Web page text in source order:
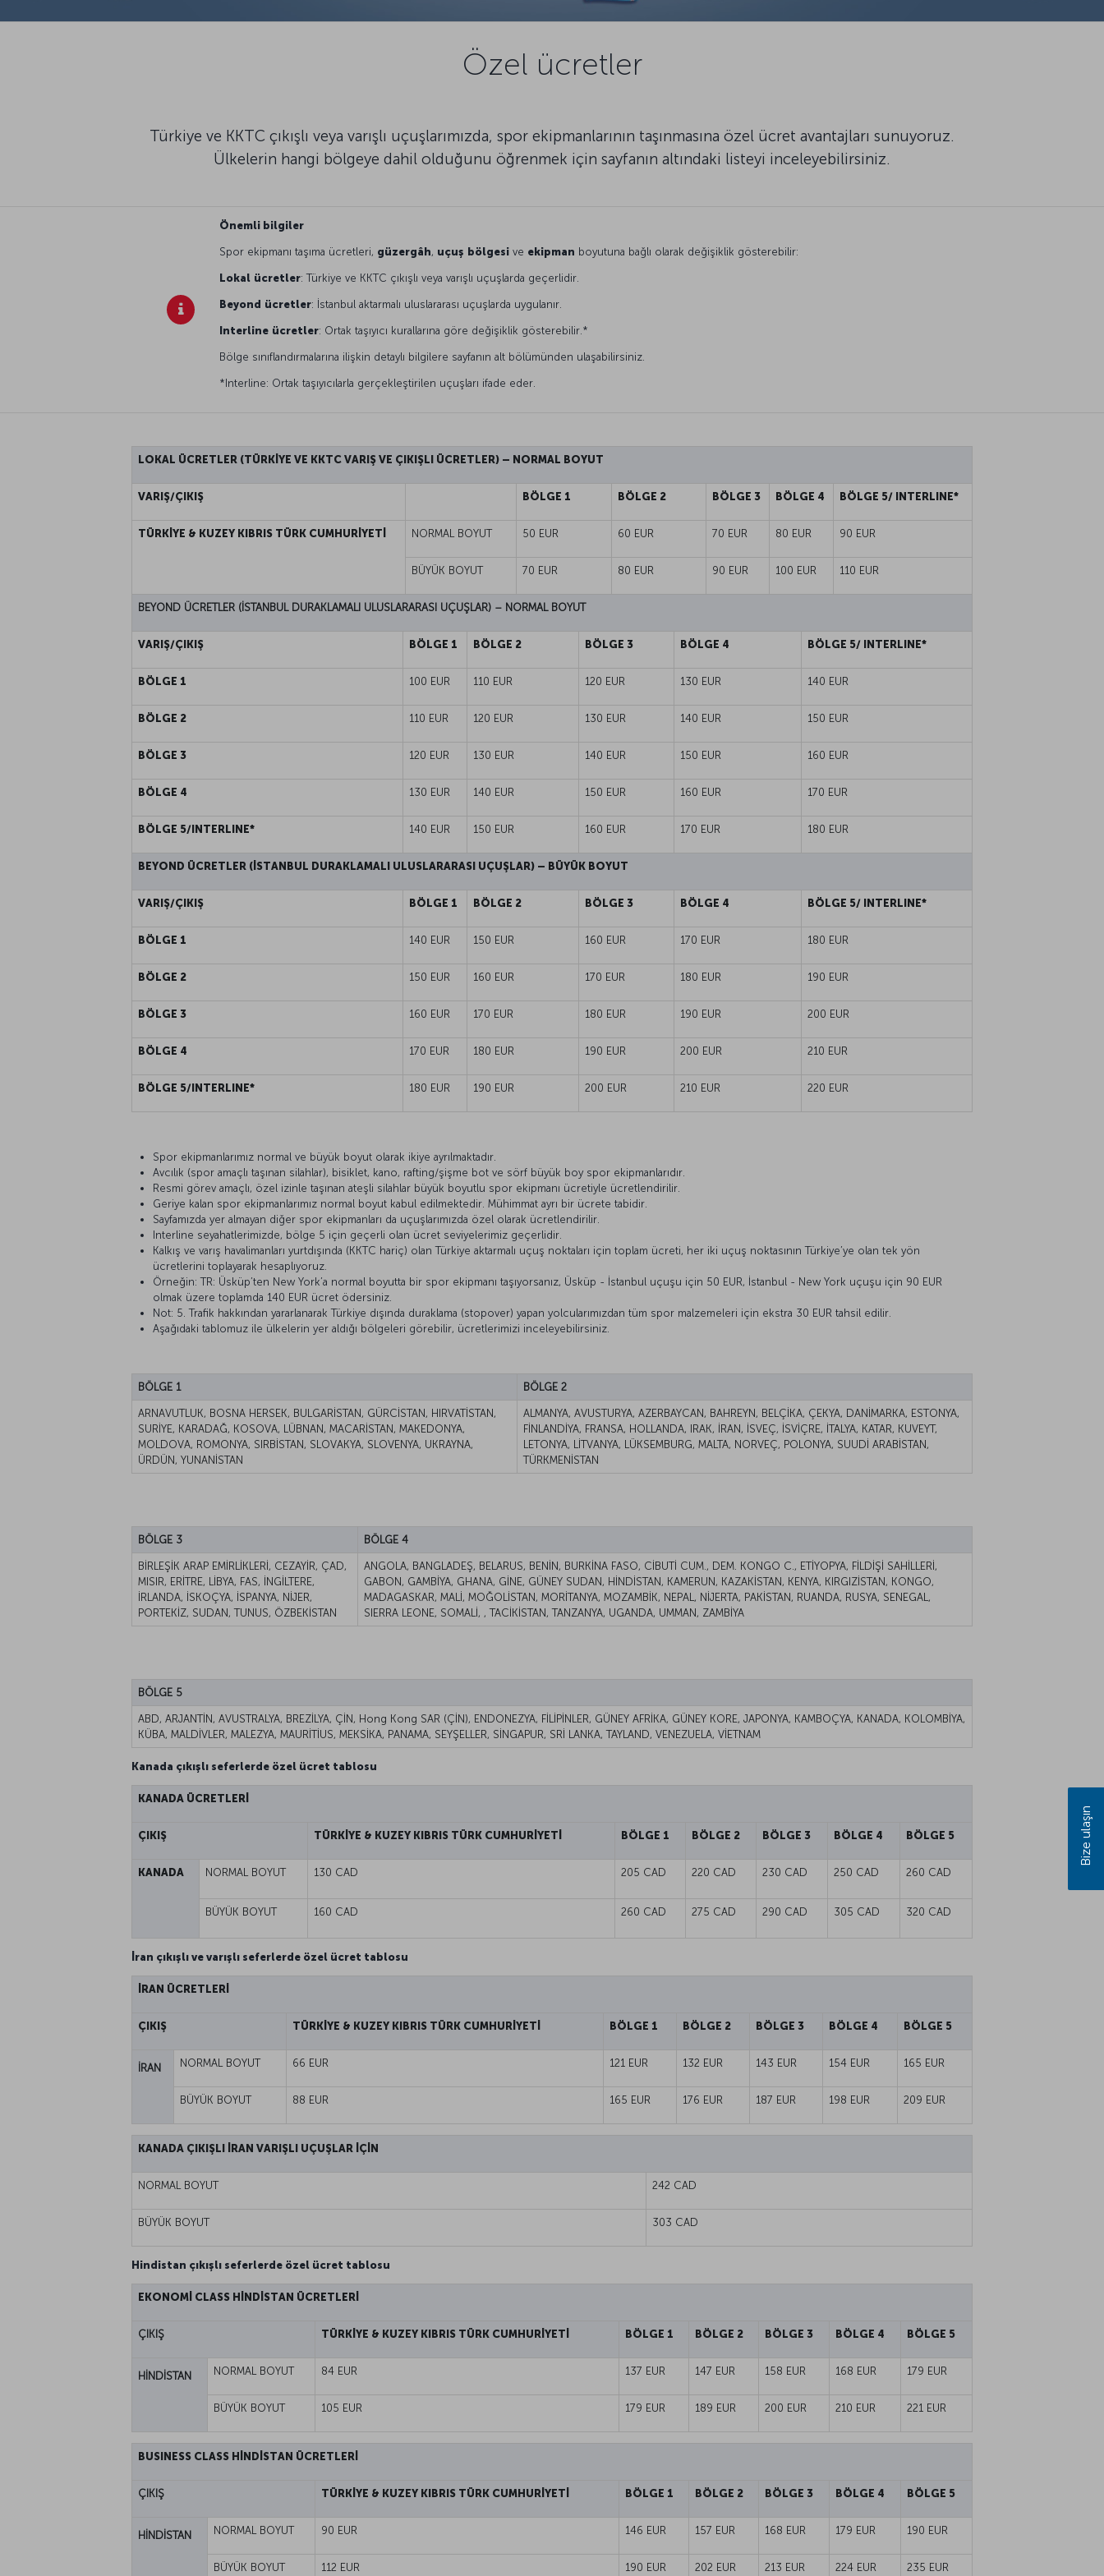
Özel ücretler
Türkiye ve KKTC çıkışlı veya varışlı uçuşlarımızda, spor ekipmanlarının taşınmasına özel ücret avantajları sunuyoruz.
Ülkelerin hangi bölgeye dahil olduğunu öğrenmek için sayfanın altındaki listeyi inceleyebilirsiniz.
Önemli bilgiler
Spor ekipmanı taşıma ücretleri, güzergâh, uçuş bölgesi ve ekipman boyutuna bağlı olarak değişiklik gösterebilir:
Lokal ücretler: Türkiye ve KKTC çıkışlı veya varışlı uçuşlarda geçerlidir.
Beyond ücretler: İstanbul aktarmalı uluslararası uçuşlarda uygulanır.
Interline ücretler: Ortak taşıyıcı kurallarına göre değişiklik gösterebilir.*
Bölge sınıflandırmalarına ilişkin detaylı bilgilere sayfanın alt bölümünden ulaşabilirsiniz.
*Interline: Ortak taşıyıcılarla gerçekleştirilen uçuşları ifade eder.
LOKAL ÜCRETLER (TÜRKİYE VE KKTC VARIŞ VE ÇIKIŞLI ÜCRETLER) – NORMAL BOYUT
VARIŞ/ÇIKIŞ BÖLGE 1 BÖLGE 2 BÖLGE 3 BÖLGE 4 BÖLGE 5/ INTERLINE*
TÜRKİYE & KUZEY KIBRIS TÜRK CUMHURİYETİ NORMAL BOYUT 50 EUR 60 EUR 70 EUR 80 EUR 90 EUR
BÜYÜK BOYUT 70 EUR 80 EUR 90 EUR 100 EUR 110 EUR
BEYOND ÜCRETLER (İSTANBUL DURAKLAMALI ULUSLARARASI UÇUŞLAR) – NORMAL BOYUT
VARIŞ/ÇIKIŞ BÖLGE 1 BÖLGE 2 BÖLGE 3 BÖLGE 4 BÖLGE 5/ INTERLINE*
BÖLGE 1 100 EUR 110 EUR 120 EUR 130 EUR 140 EUR
BÖLGE 2 110 EUR 120 EUR 130 EUR 140 EUR 150 EUR
BÖLGE 3 120 EUR 130 EUR 140 EUR 150 EUR 160 EUR
BÖLGE 4 130 EUR 140 EUR 150 EUR 160 EUR 170 EUR
BÖLGE 5/INTERLINE* 140 EUR 150 EUR 160 EUR 170 EUR 180 EUR
BEYOND ÜCRETLER (İSTANBUL DURAKLAMALI ULUSLARARASI UÇUŞLAR) – BÜYÜK BOYUT
VARIŞ/ÇIKIŞ BÖLGE 1 BÖLGE 2 BÖLGE 3 BÖLGE 4 BÖLGE 5/ INTERLINE*
BÖLGE 1 140 EUR 150 EUR 160 EUR 170 EUR 180 EUR
BÖLGE 2 150 EUR 160 EUR 170 EUR 180 EUR 190 EUR
BÖLGE 3 160 EUR 170 EUR 180 EUR 190 EUR 200 EUR
BÖLGE 4 170 EUR 180 EUR 190 EUR 200 EUR 210 EUR
BÖLGE 5/INTERLINE* 180 EUR 190 EUR 200 EUR 210 EUR 220 EUR
Spor ekipmanlarımız normal ve büyük boyut olarak ikiye ayrılmaktadır.
Avcılık (spor amaçlı taşınan silahlar), bisiklet, kano, rafting/şişme bot ve sörf büyük boy spor ekipmanlarıdır.
Resmi görev amaçlı, özel izinle taşınan ateşli silahlar büyük boyutlu spor ekipmanı ücretiyle ücretlendirilir.
Geriye kalan spor ekipmanlarımız normal boyut kabul edilmektedir. Mühimmat ayrı bir ücrete tabidir.
Sayfamızda yer almayan diğer spor ekipmanları da uçuşlarımızda özel olarak ücretlendirilir.
Interline seyahatlerimizde, bölge 5 için geçerli olan ücret seviyelerimiz geçerlidir.
Kalkış ve varış havalimanları yurtdışında (KKTC hariç) olan Türkiye aktarmalı uçuş noktaları için toplam ücreti, her iki uçuş noktasının Türkiye’ye olan tek yön
ücretlerini toplayarak hesaplıyoruz.
Örneğin: TR: Üsküp’ten New York’a normal boyutta bir spor ekipmanı taşıyorsanız, Üsküp - İstanbul uçuşu için 50 EUR, İstanbul - New York uçuşu için 90 EUR
olmak üzere toplamda 140 EUR ücret ödersiniz.
Not: 5. Trafik hakkından yararlanarak Türkiye dışında duraklama (stopover) yapan yolcularımızdan tüm spor malzemeleri için ekstra 30 EUR tahsil edilir.
Aşağıdaki tablomuz ile ülkelerin yer aldığı bölgeleri görebilir, ücretlerimizi inceleyebilirsiniz.
BÖLGE 1 BÖLGE 2
ARNAVUTLUK, BOSNA HERSEK, BULGARİSTAN, GÜRCİSTAN, HIRVATİSTAN,
SURİYE, KARADAĞ, KOSOVA, LÜBNAN, MACARİSTAN, MAKEDONYA,
MOLDOVA, ROMONYA, SIRBİSTAN, SLOVAKYA, SLOVENYA, UKRAYNA,
ÜRDÜN, YUNANİSTAN
ALMANYA, AVUSTURYA, AZERBAYCAN, BAHREYN, BELÇİKA, ÇEKYA, DANİMARKA, ESTONYA,
FİNLANDİYA, FRANSA, HOLLANDA, IRAK, İRAN, İSVEÇ, İSVİÇRE, İTALYA, KATAR, KUVEYT,
LETONYA, LİTVANYA, LÜKSEMBURG, MALTA, NORVEÇ, POLONYA, SUUDİ ARABİSTAN,
TÜRKMENİSTAN
BÖLGE 3 BÖLGE 4
BİRLEŞİK ARAP EMİRLİKLERİ, CEZAYİR, ÇAD,
MISIR, ERİTRE, LİBYA, FAS, İNGİLTERE,
İRLANDA, İSKOÇYA, İSPANYA, NİJER,
PORTEKİZ, SUDAN, TUNUS, ÖZBEKİSTAN
ANGOLA, BANGLADEŞ, BELARUS, BENİN, BURKİNA FASO, CİBUTİ CUM., DEM. KONGO C., ETİYOPYA, FİLDİŞİ SAHİLLERİ,
GABON, GAMBİYA, GHANA, GİNE, GÜNEY SUDAN, HİNDİSTAN, KAMERUN, KAZAKİSTAN, KENYA, KIRGIZİSTAN, KONGO,
MADAGASKAR, MALİ, MOĞOLİSTAN, MORİTANYA, MOZAMBİK, NEPAL, NİJERTA, PAKİSTAN, RUANDA, RUSYA, SENEGAL,
SIERRA LEONE, SOMALİ, , TACİKİSTAN, TANZANYA, UGANDA, UMMAN, ZAMBİYA
BÖLGE 5
ABD, ARJANTİN, AVUSTRALYA, BREZİLYA, ÇİN, Hong Kong SAR (ÇİN), ENDONEZYA, FİLİPİNLER, GÜNEY AFRİKA, GÜNEY KORE, JAPONYA, KAMBOÇYA, KANADA, KOLOMBİYA,
KÜBA, MALDİVLER, MALEZYA, MAURİTİUS, MEKSİKA, PANAMA, SEYŞELLER, SİNGAPUR, SRİ LANKA, TAYLAND, VENEZUELA, VİETNAM
Kanada çıkışlı seferlerde özel ücret tablosu
KANADA ÜCRETLERİ
ÇIKIŞ TÜRKİYE & KUZEY KIBRIS TÜRK CUMHURİYETİ BÖLGE 1 BÖLGE 2 BÖLGE 3 BÖLGE 4 BÖLGE 5
KANADA NORMAL BOYUT 130 CAD 205 CAD 220 CAD 230 CAD 250 CAD 260 CAD
BÜYÜK BOYUT 160 CAD 260 CAD 275 CAD 290 CAD 305 CAD 320 CAD
İran çıkışlı ve varışlı seferlerde özel ücret tablosu
İRAN ÜCRETLERİ
ÇIKIŞ TÜRKİYE & KUZEY KIBRIS TÜRK CUMHURİYETİ BÖLGE 1 BÖLGE 2 BÖLGE 3 BÖLGE 4 BÖLGE 5
İRAN NORMAL BOYUT 66 EUR 121 EUR 132 EUR 143 EUR 154 EUR 165 EUR
BÜYÜK BOYUT 88 EUR 165 EUR 176 EUR 187 EUR 198 EUR 209 EUR
KANADA ÇIKIŞLI İRAN VARIŞLI UÇUŞLAR İÇİN
NORMAL BOYUT 242 CAD
BÜYÜK BOYUT 303 CAD
Hindistan çıkışlı seferlerde özel ücret tablosu
EKONOMİ CLASS HİNDİSTAN ÜCRETLERİ
ÇIKIŞ TÜRKİYE & KUZEY KIBRIS TÜRK CUMHURİYETİ BÖLGE 1 BÖLGE 2 BÖLGE 3 BÖLGE 4 BÖLGE 5
HİNDİSTAN NORMAL BOYUT 84 EUR 137 EUR 147 EUR 158 EUR 168 EUR 179 EUR
BÜYÜK BOYUT 105 EUR 179 EUR 189 EUR 200 EUR 210 EUR 221 EUR
BUSINESS CLASS HİNDİSTAN ÜCRETLERİ
ÇIKIŞ TÜRKİYE & KUZEY KIBRIS TÜRK CUMHURİYETİ BÖLGE 1 BÖLGE 2 BÖLGE 3 BÖLGE 4 BÖLGE 5
HİNDİSTAN NORMAL BOYUT 90 EUR 146 EUR 157 EUR 168 EUR 179 EUR 190 EUR
BÜYÜK BOYUT 112 EUR 190 EUR 202 EUR 213 EUR 224 EUR 235 EUR
Bize ulaşın